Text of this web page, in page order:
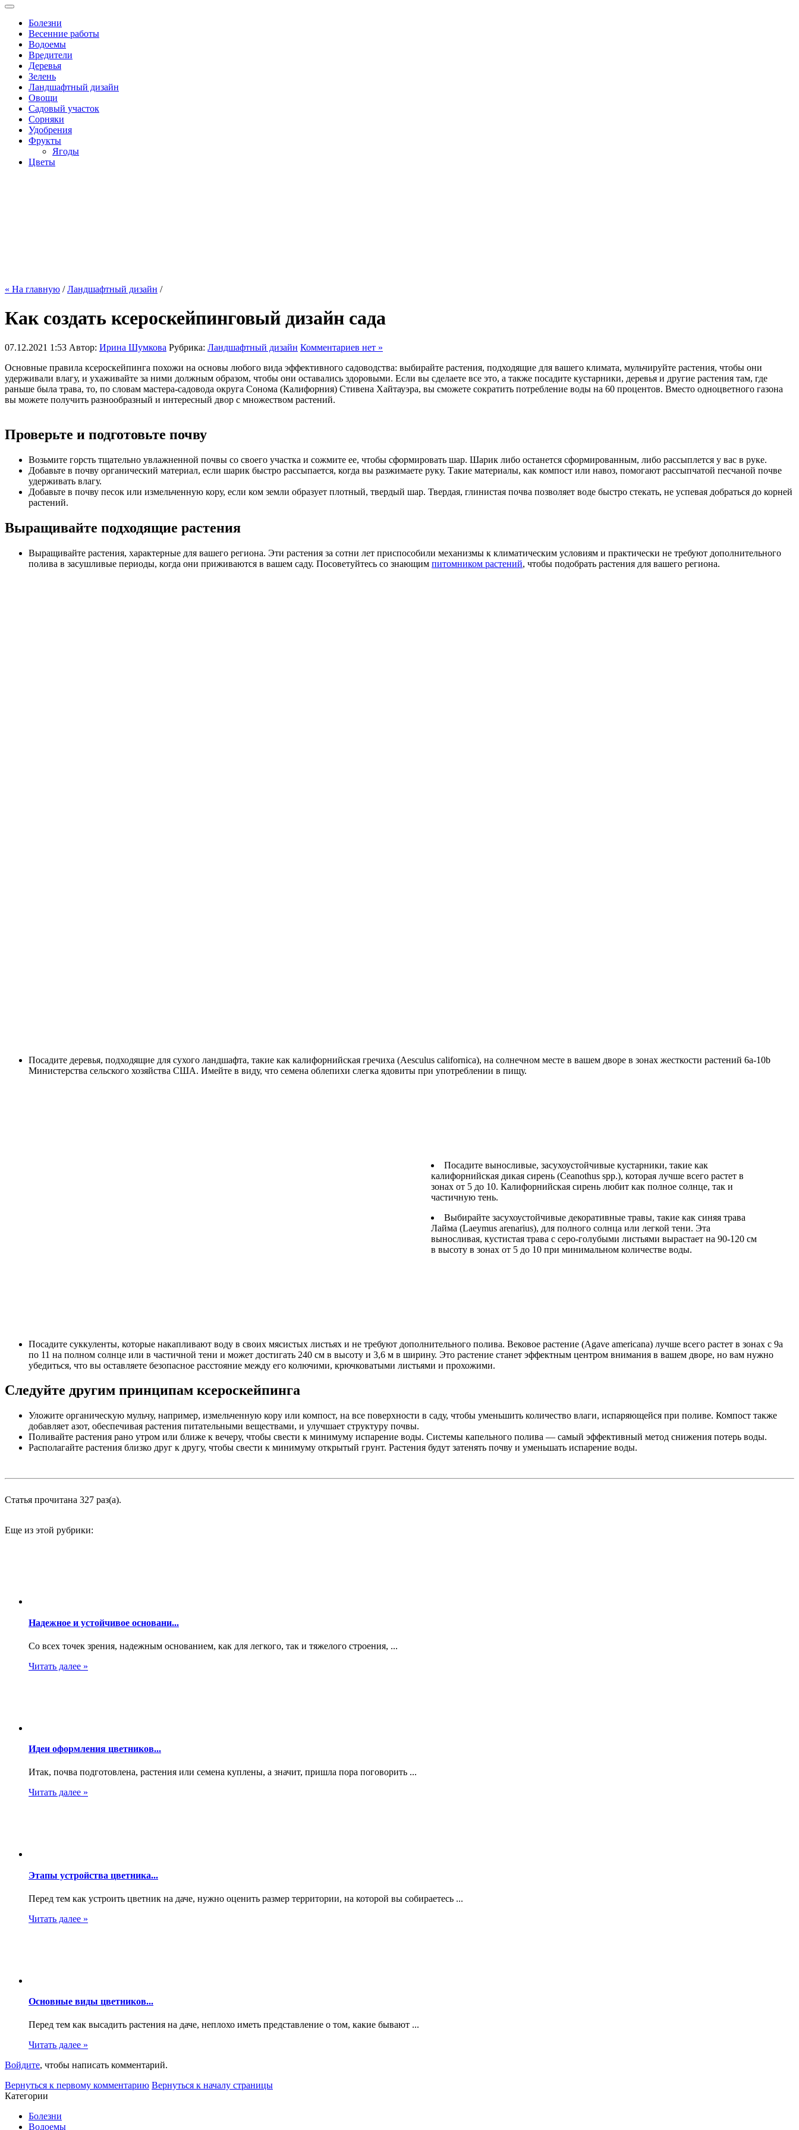
Болезни
Весенние работы
Водоемы
Вредители
Деревья
Зелень
Ландшафтный дизайн
Овощи
Садовый участок
Сорняки
Удобрения
Фрукты
Ягоды
Цветы
« На главную /Ландшафтный дизайн /
Как создать ксероскейпинговый дизайн сада
07.12.2021 1:53 Автор: Ирина Шумкова Рубрика: Ландшафтный дизайн Комментариев нет »
Основные правила ксероскейпинга похожи на основы любого вида эффективного садоводства: выбирайте растения, подходящие для вашего климата, мульчируйте растения, чтобы они
удерживали влагу, и ухаживайте за ними должным образом, чтобы они оставались здоровыми. Если вы сделаете все это, а также посадите кустарники, деревья и другие растения там, где
раньше была трава, то, по словам мастера-садовода округа Сонома (Калифорния) Стивена Хайтауэра, вы сможете сократить потребление воды на 60 процентов. Вместо одноцветного газона
вы можете получить разнообразный и интересный двор с множеством растений.
Проверьте и подготовьте почву
Возьмите горсть тщательно увлажненной почвы со своего участка и сожмите ее, чтобы сформировать шар. Шарик либо останется сформированным, либо рассыплется у вас в руке.
Добавьте в почву органический материал, если шарик быстро рассыпается, когда вы разжимаете руку. Такие материалы, как компост или навоз, помогают рассыпчатой песчаной почве
удерживать влагу.
Добавьте в почву песок или измельченную кору, если ком земли образует плотный, твердый шар. Твердая, глинистая почва позволяет воде быстро стекать, не успевая добраться до корней
растений.
Выращивайте подходящие растения
Выращивайте растения, характерные для вашего региона. Эти растения за сотни лет приспособили механизмы к климатическим условиям и практически не требуют дополнительного
полива в засушливые периоды, когда они приживаются в вашем саду. Посоветуйтесь со знающим питомником растений, чтобы подобрать растения для вашего региона.
Посадите деревья, подходящие для сухого ландшафта, такие как калифорнийская гречиха (Aesculus californica), на солнечном месте в вашем дворе в зонах жесткости растений 6a-10b
Министерства сельского хозяйства США. Имейте в виду, что семена облепихи слегка ядовиты при употреблении в пищу.
Посадите выносливые, засухоустойчивые кустарники, такие как
калифорнийская дикая сирень (Ceanothus spp.), которая лучше всего растет в
зонах от 5 до 10. Калифорнийская сирень любит как полное солнце, так и
частичную тень.
Выбирайте засухоустойчивые декоративные травы, такие как синяя трава
Лайма (Laeymus arenarius), для полного солнца или легкой тени. Эта
выносливая, кустистая трава с серо-голубыми листьями вырастает на 90-120 см
в высоту в зонах от 5 до 10 при минимальном количестве воды.
Посадите суккуленты, которые накапливают воду в своих мясистых листьях и не требуют дополнительного полива. Вековое растение (Agave americana) лучше всего растет в зонах с 9a
по 11 на полном солнце или в частичной тени и может достигать 240 см в высоту и 3,6 м в ширину. Это растение станет эффектным центром внимания в вашем дворе, но вам нужно
убедиться, что вы оставляете безопасное расстояние между его колючими, крючковатыми листьями и прохожими.
Следуйте другим принципам ксероскейпинга
Уложите органическую мульчу, например, измельченную кору или компост, на все поверхности в саду, чтобы уменьшить количество влаги, испаряющейся при поливе. Компост также
добавляет азот, обеспечивая растения питательными веществами, и улучшает структуру почвы.
Поливайте растения рано утром или ближе к вечеру, чтобы свести к минимуму испарение воды. Системы капельного полива — самый эффективный метод снижения потерь воды.
Располагайте растения близко друг к другу, чтобы свести к минимуму открытый грунт. Растения будут затенять почву и уменьшать испарение воды.
Статья прочитана 327 раз(a).
Еще из этой рубрики:
Надежное и устойчивое основани...
Со всех точек зрения, надежным основанием, как для легкого, так и тяжелого строения, ...
Читать далее »
Идеи оформления цветников...
Итак, почва подготовлена, растения или семена куплены, а значит, пришла пора поговорить ...
Читать далее »
Этапы устройства цветника...
Перед тем как устроить цветник на даче, нужно оценить размер территории, на которой вы собираетесь ...
Читать далее »
Основные виды цветников...
Перед тем как высадить растения на даче, неплохо иметь представление о том, какие бывают ...
Читать далее »
Войдите, чтобы написать комментарий.
Вернуться к первому комментарию Вернуться к началу страницы
Категории
Болезни
Водоемы